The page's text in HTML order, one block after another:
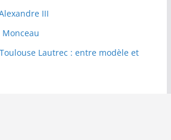
III
Lautrec : entre modèle et